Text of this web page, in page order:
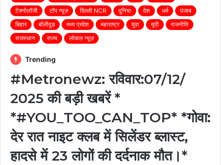
टेक्नोलॉजी
टॉप न्यूज़ दिल्ली NCR दुनिया देश धर्म
पंजाब
बिहार
बॉलीवुड मध्य प्रदेश महाराष्ट्र युवा यूपी
राजनीति
राजस्थान
राज्य लोकल न्यूज़
Trending
#Metronewz: रविवार:07/12/
2025 की बड़ी खबरें *
*#YOU_TOO_CAN_TOP* *गोवा:
देर रात नाइट क्लब में सिलेंडर ब्लास्ट,
हादसे में 23 लोगों की दर्दनाक मौत।*